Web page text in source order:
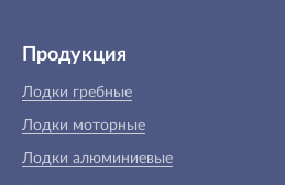
Продукция
Лодки гребные
Лодки моторные
Лодки алюминиевые